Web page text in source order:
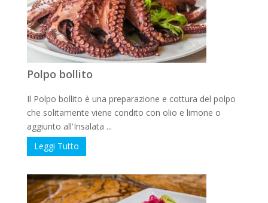
Polpo bollito
Il Polpo bollito è una preparazione e cottura del polpo
che solitamente viene condito con olio e limone o
aggiunto all'Insalata ...
Leggi Tutto